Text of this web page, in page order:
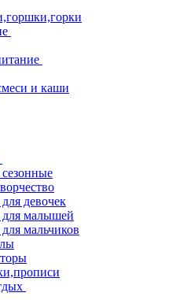
и каши
девочек
малышей
мальчиков